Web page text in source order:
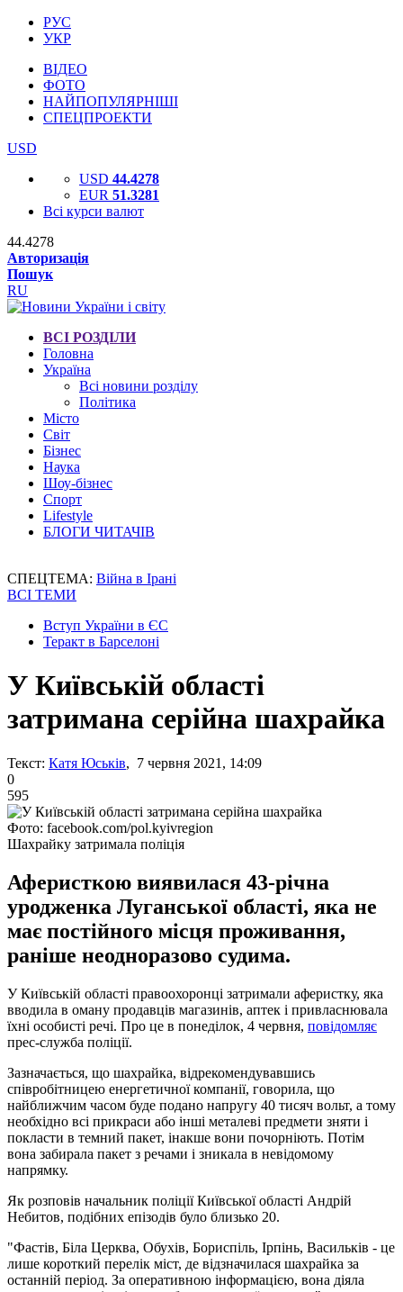
РУС
УКР
ВІДЕО
ФОТО
НАЙПОПУЛЯРНІШІ
СПЕЦПРОЕКТИ
USD
USD 44.4278
EUR 51.3281
Всі курси валют
44.4278
Авторизація
Пошук
RU
ВСІ РОЗДІЛИ
Головна
Україна
Всі новини розділу
Політика
Місто
Світ
Бізнес
Наука
Шоу-бізнес
Спорт
Lifestyle
БЛОГИ ЧИТАЧІВ
СПЕЦТЕМА: Війна в Ірані
ВСІ ТЕМИ
Вступ України в ЄС
Теракт в Барселоні
У Київській області
затримана серійна шахрайка
Текст: Катя Юськів, 7 червня 2021, 14:09
0
595
Фото: facebook.com/pol.kyivregion
Шахрайку затримала поліція
Аферисткою виявилася 43-річна
уродженка Луганської області, яка не
має постійного місця проживання,
раніше неодноразово судима.
У Київській області правоохоронці затримали аферистку, яка
вводила в оману продавців магазинів, аптек і привласнювала
їхні особисті речі. Про це в понеділок, 4 червня, повідомляє
прес-служба поліції.
Зазначається, що шахрайка, відрекомендувавшись
співробітницею енергетичної компанії, говорила, що
найближчим часом буде подано напругу 40 тисяч вольт, а тому
необхідно всі прикраси або інші металеві предмети зняти і
покласти в темний пакет, інакше вони почорніють. Потім
вона забирала пакет з речами і зникала в невідомому
напрямку.
Як розповів начальник поліції Київської області Андрій
Небитов, подібних епізодів було близько 20.
"Фастів, Біла Церква, Обухів, Бориспіль, Ірпінь, Васильків - це
лише короткий перелік міст, де відзначилася шахрайка за
останній період. За оперативною інформацією, вона діяла